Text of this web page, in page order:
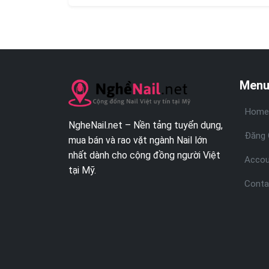
NgheNail.net – Nền tảng tuyển dụng,
mua bán và rao vặt ngành Nail lớn
nhất dành cho cộng đồng người Việt
tại Mỹ.
Home
Đăng